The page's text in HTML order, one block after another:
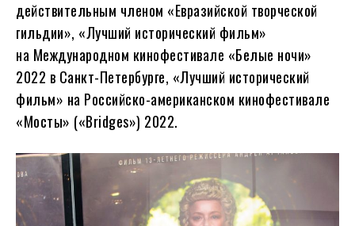
действительным членом «Евразийской творческой
гильдии», «Лучший исторический фильм»
на Международном кинофестивале «Белые ночи»
2022 в Санкт-Петербурге, «Лучший исторический
фильм» на Российско-американском кинофестивале
«Мосты» («Bridges») 2022.